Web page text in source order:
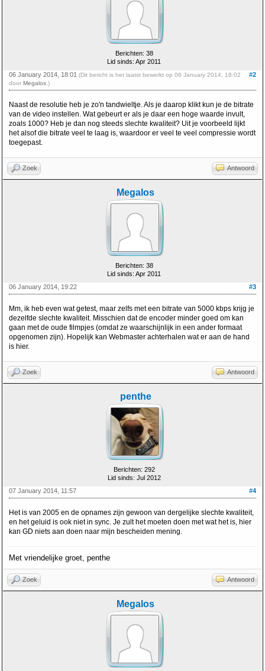
Berichten: 38
Lid sinds: Apr 2011
#2
06 January 2014, 18:01 (Dit bericht is het laatst bewerkt op 06 January 2014, 18:02
door Megalos .)
Naast de resolutie heb je zo'n tandwieltje. Als je daarop klikt kun je de bitrate
van de video instellen. Wat gebeurt er als je daar een hoge waarde invult,
zoals 1000? Heb je dan nog steeds slechte kwaliteit? Uit je voorbeeld lijkt
het alsof die bitrate veel te laag is, waardoor er veel te veel compressie wordt
toegepast.
Zoek Antwoord
Megalos
Berichten: 38
Lid sinds: Apr 2011
#3
06 January 2014, 19:22
Mm, ik heb even wat getest, maar zelfs met een bitrate van 5000 kbps krijg je
dezelfde slechte kwaliteit. Misschien dat de encoder minder goed om kan
gaan met de oude filmpjes (omdat ze waarschijnlijk in een ander formaat
opgenomen zijn). Hopelijk kan Webmaster achterhalen wat er aan de hand
is hier.
Zoek Antwoord
penthe
Berichten: 292
Lid sinds: Jul 2012
#4
07 January 2014, 11:57
Het is van 2005 en de opnames zijn gewoon van dergelijke slechte kwaliteit,
en het geluid is ook niet in sync. Je zult het moeten doen met wat het is, hier
kan GD niets aan doen naar mijn bescheiden mening.
Met vriendelijke groet, penthe
Zoek Antwoord
Megalos